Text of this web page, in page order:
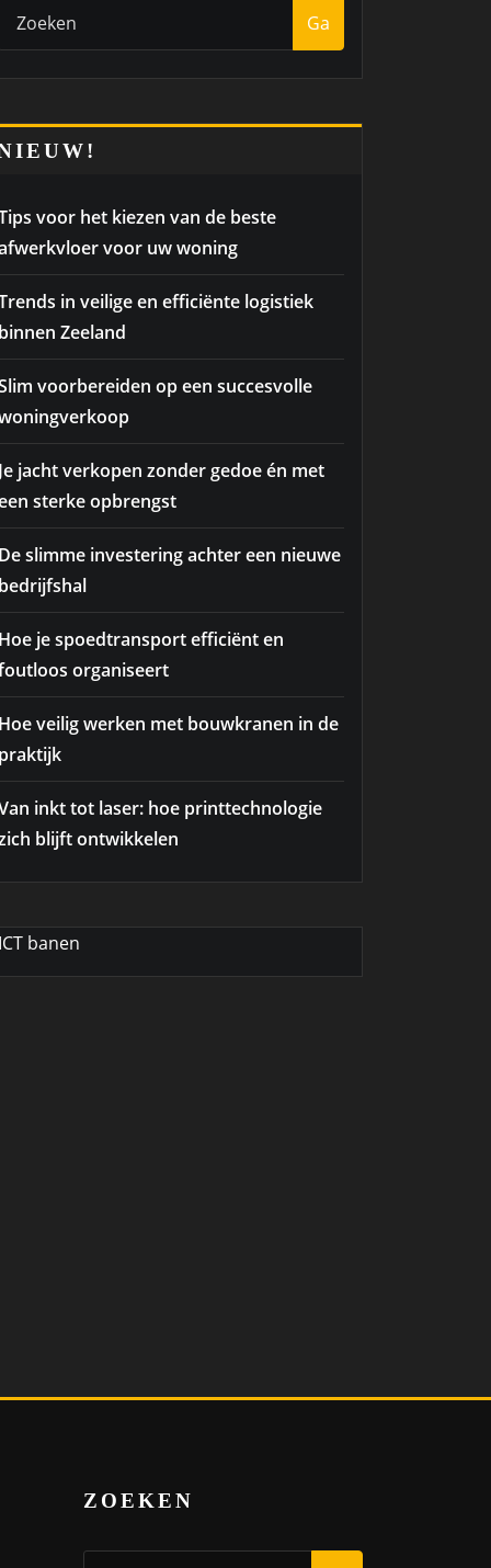
Ga
voor het kiezen van de beste
voor uw woning
in veilige en efficiënte logistiek
Zeeland
voorbereiden op een succesvolle
jacht verkopen zonder gedoe én met
sterke opbrengst
slimme investering achter een nieuwe
je spoedtransport efficiënt en
organiseert
veilig werken met bouwkranen in de
inkt tot laser: hoe printtechnologie
blijft ontwikkelen
ZOEKEN